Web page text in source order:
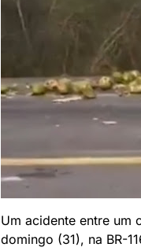
Um acidente entre um
domingo (31), na BR-